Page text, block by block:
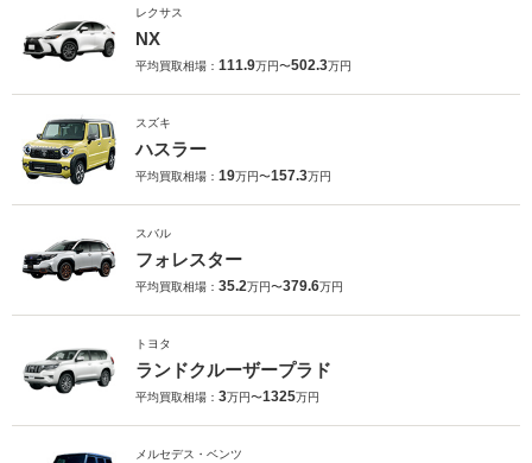
レクサス
NX
平均買取相場： 111.9万円〜502.3万円
スズキ
ハスラー
平均買取相場： 19万円〜157.3万円
スバル
フォレスター
平均買取相場： 35.2万円〜379.6万円
トヨタ
ランドクルーザープラド
平均買取相場： 3万円〜1325万円
メルセデス・ベンツ